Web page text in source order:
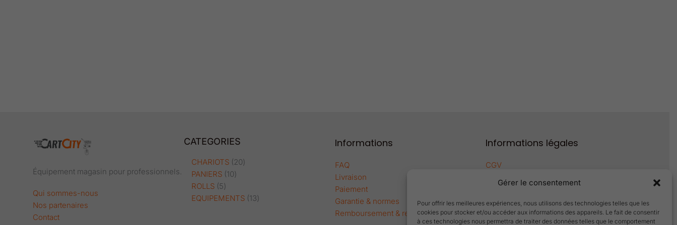
Gérer le consentement
Pour offrir les meilleures expériences, nous utilisons des technologies telles que les
cookies pour stocker et/ou accéder aux informations des appareils. Le fait de consentir
à ces technologies nous permettra de traiter des données telles que le comportement
Équipement magasin pour professionnels.
Qui sommes-nous
Nos partenaires
Contact
CATEGORIES
CHARIOTS 20
PANIERS 10
10
ROLLS 5
5
EQUIPEMENTS 13
Informations
FAQ
Livraison
Paiement
Garantie & normes
Remboursement & retour
Informations légales
CGV
Politique de cookies